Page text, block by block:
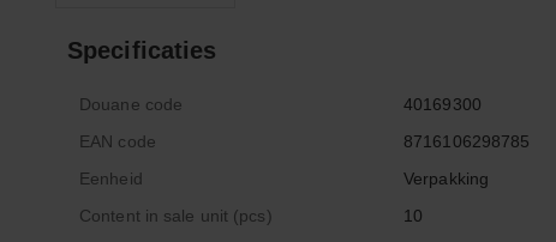
Specificaties
Douane code
40169300
EAN code
8716106298785
Eenheid
Verpakking
Content in sale unit (pcs)
10